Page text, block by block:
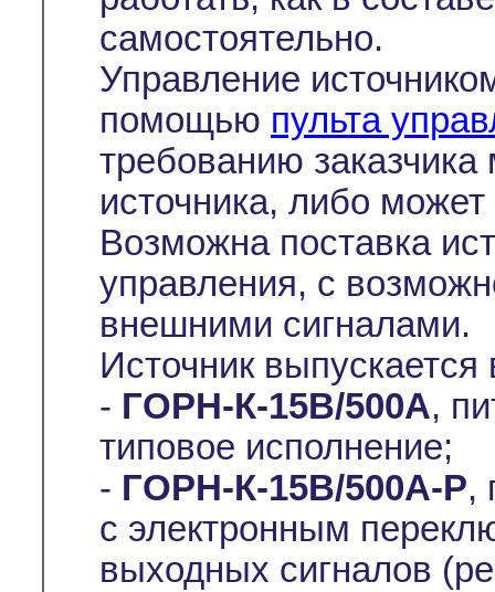
самостоятельно.
Управление
помощью пульта
требованию
источника, либо
Возможна поставка
управления, с
внешними сигналами.
Источник
- ГОРН-К-15В/500А,
типовое исполнение;
- ГОРН-К-15В/500А-Р,
с электронным
выходных сигналов